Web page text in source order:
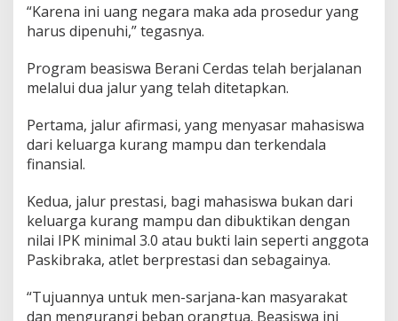
“Karena ini uang negara maka ada prosedur yang
harus dipenuhi,” tegasnya.
Program beasiswa Berani Cerdas telah berjalanan
melalui dua jalur yang telah ditetapkan.
Pertama, jalur afirmasi, yang menyasar mahasiswa
dari keluarga kurang mampu dan terkendala
finansial.
Kedua, jalur prestasi, bagi mahasiswa bukan dari
keluarga kurang mampu dan dibuktikan dengan
nilai IPK minimal 3.0 atau bukti lain seperti anggota
Paskibraka, atlet berprestasi dan sebagainya.
“Tujuannya untuk men-sarjana-kan masyarakat
dan mengurangi beban orangtua. Beasiswa ini